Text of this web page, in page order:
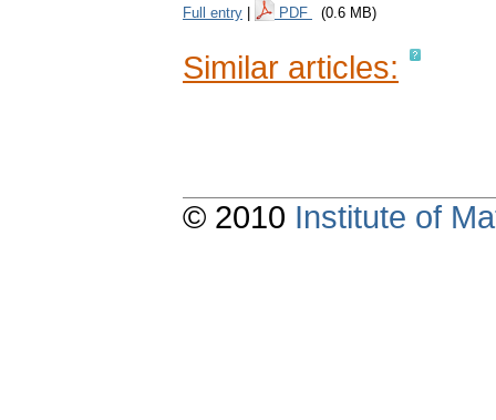
Full entry PDF (0.6 MB)
Similar articles:
© 2010 Institute of